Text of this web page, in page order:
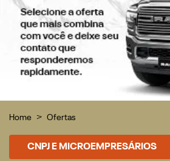
Home Ofertas
CNPJ E MICROEMPRESÁRIOS